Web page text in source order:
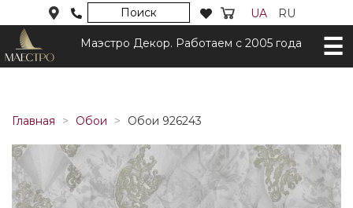
Поиск UA RU
Маэстро Декор. Работаем с 2005 года
Главная Обои Обои 926243